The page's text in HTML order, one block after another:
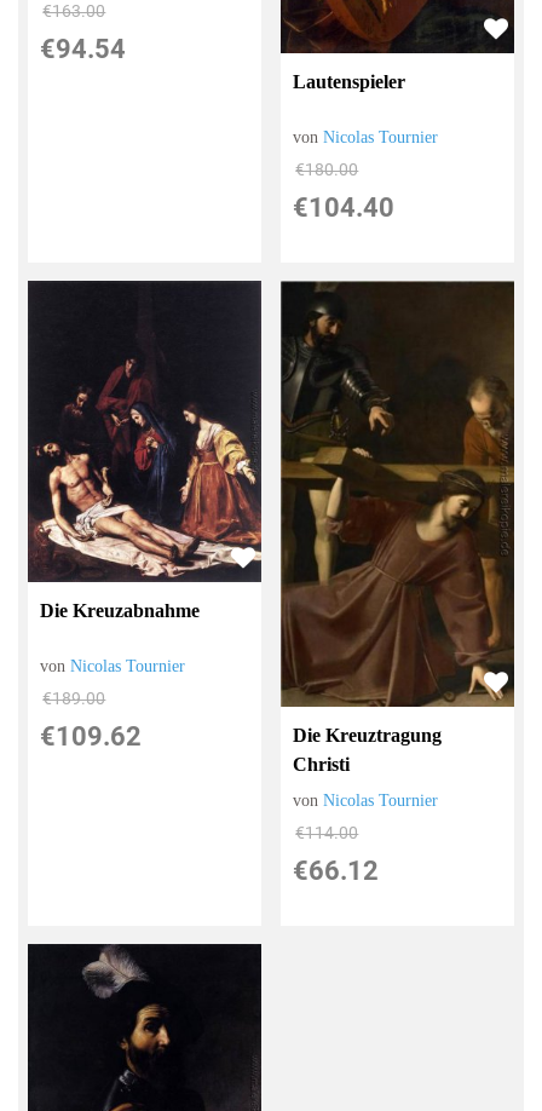
€163.00
€94.54
Lautenspieler
vonNicolas Tournier
€180.00
€104.40
Die Kreuzabnahme
vonNicolas Tournier
€189.00
€109.62
Die Kreuztragung
Christi
vonNicolas Tournier
€114.00
€66.12